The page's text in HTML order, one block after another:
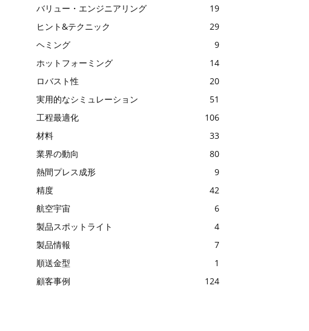
バリュー・エンジニアリング
19
ヒント&テクニック
29
ヘミング
9
ホットフォーミング
14
ロバスト性
20
実用的なシミュレーション
51
工程最適化
106
材料
33
業界の動向
80
熱間プレス成形
9
精度
42
航空宇宙
6
製品スポットライト
4
製品情報
7
順送金型
1
顧客事例
124